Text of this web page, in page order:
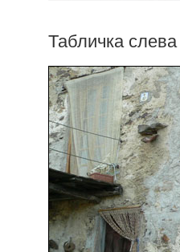
Табличка